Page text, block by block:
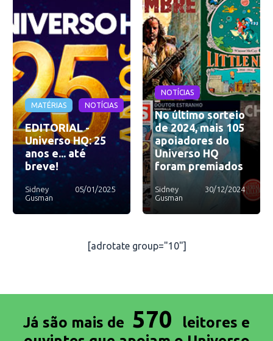
MATÉRIAS NOTÍCIAS
EDITORIAL -
Universo HQ: 25
anos e... até
breve!
Sidney
Gusman
05/01/2025
NOTÍCIAS
No último sorteio
de 2024, mais 105
apoiadores do
Universo HQ
foram premiados
Sidney
Gusman
30/12/2024
[adrotate group="10"]
Já são mais de 570
leitores e